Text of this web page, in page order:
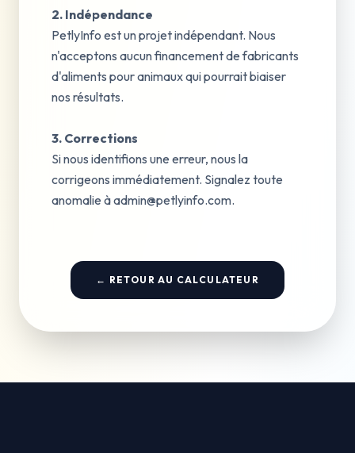
2. Indépendance
PetlyInfo est un projet indépendant. Nous
n'acceptons aucun financement de fabricants
d'aliments pour animaux qui pourrait biaiser
nos résultats.
3. Corrections
Si nous identifions une erreur, nous la
corrigeons immédiatement. Signalez toute
anomalie àadmin@petlyinfo.com.
← RETOUR AU CALCULATEUR